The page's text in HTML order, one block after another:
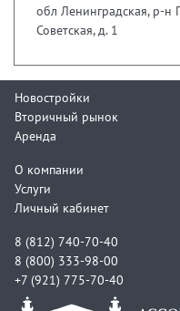
обл Ленинградская, р-н
Советская, д. 1
Новостройки
Вторичный рынок
Аренда
О компании
Услуги
Личный кабинет
8 (812) 740-70-40
8 (800) 333-98-00
+7 (921) 775-70-40